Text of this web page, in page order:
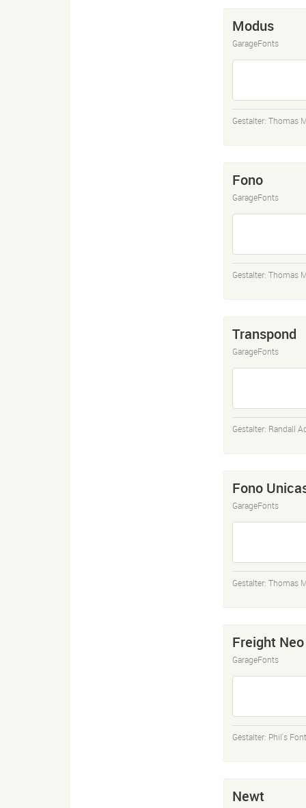
Modus
GarageFonts
Gestalter: Thomas
Fono
GarageFonts
Gestalter: Thomas
Transpond
GarageFonts
Gestalter: Randall
Fono
GarageFonts
Gestalter: Thomas
Freight Neo
GarageFonts
Gestalter: Phil's
Newt